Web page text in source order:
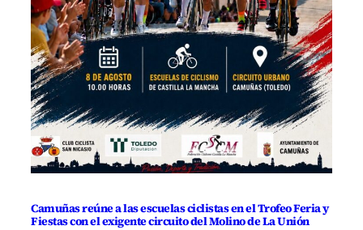
Camuñas reúne a las escuelas ciclistas en el Trofeo Feria y
Fiestas con el exigente circuito del Molino de La Unión